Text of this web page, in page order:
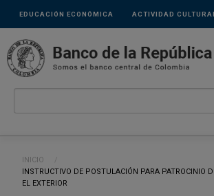
Pasar al contenido principal
Links
secundarios
ACTIVIDAD CULTURAL
EDUCACIÓN ECONÓMICA
Ruta de navegación
INICIO
CURRENT:
INSTRUCTIVO DE POSTULACIÓN PARA PATROCINIO
EL EXTERIOR